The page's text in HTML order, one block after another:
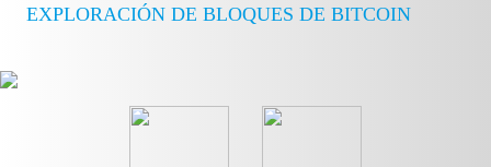
EXPLORACIÓN DE BLOQUES DE BITCOIN